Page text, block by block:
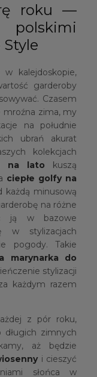
roku —
kalejdoskopie,
garderoby
Czasem
mroźna zima, my
na południe
ubrań akurat
kolekcjach
na lato kuszą
ciepłe golfyna
każdą minusową
na różne
ją w bazowe
w stylizacjach
pogody. Takie
marynarka do
stylizacji
każdym razem
z pór roku,
długich zimnych
aż będzie
i cieszyć
słońca w